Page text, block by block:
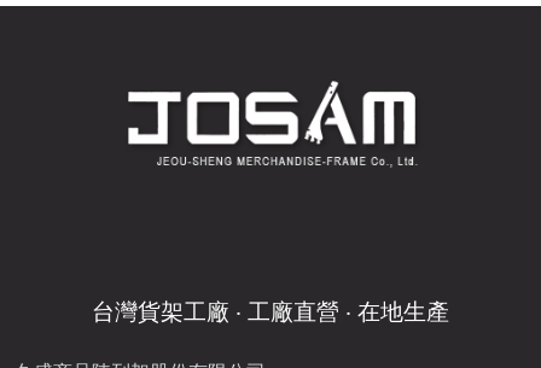
台灣貨架工廠 ‧ 工廠直營 ‧ 在地生產